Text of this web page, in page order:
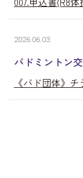
2026.06.03
バドミントン
《バド団体》